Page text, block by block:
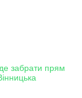
забрати прям